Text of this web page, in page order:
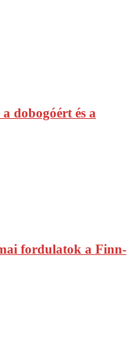
dobogóért és a
fordulatok a Finn-